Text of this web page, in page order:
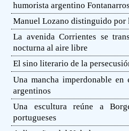
humorista argentino
Manuel Lozano distinguido por
La avenida Corrientes se
nocturna al aire libre
El sino literario de la
Una mancha imperdonable
argentinos
Una escultura reúne a
portugueses